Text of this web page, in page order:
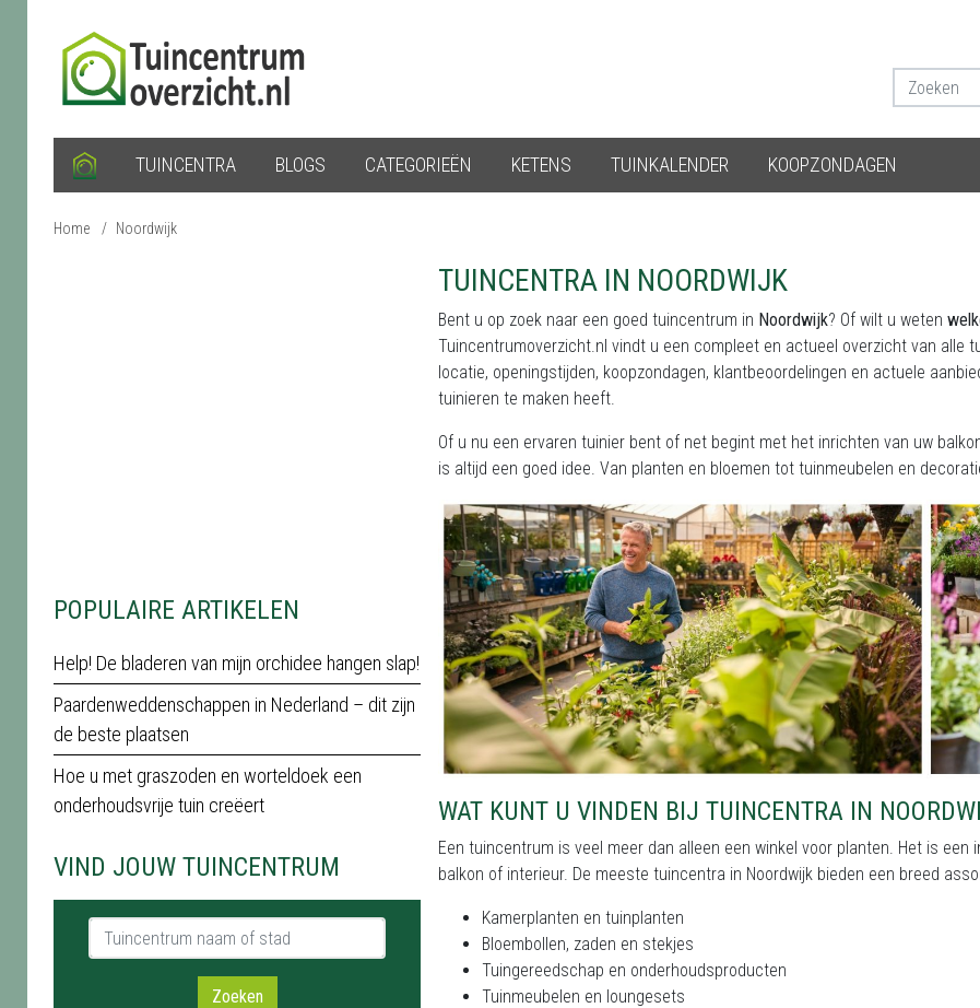
TUINCENTRA BLOGS CATEGORIEËN KETENS TUINKALENDER KOOPZONDAGEN
Home / Noordwijk
POPULAIRE ARTIKELEN
Help! De bladeren van mijn orchidee hangen slap!
Paardenweddenschappen in Nederland – dit zijn
de beste plaatsen
Hoe u met graszoden en worteldoek een
onderhoudsvrije tuin creëert
VIND JOUW TUINCENTRUM
Tuincentrum naam of stad
Zoeken
TUINCENTRA IN NOORDWIJK
Bent u op zoek naar een goed tuincentrum in Noordwijk? Of wilt u weten
Tuincentrumoverzicht.nl vindt u een compleet en actueel overzicht van alle
locatie, openingstijden, koopzondagen, klantbeoordelingen en actuele
tuinieren te maken heeft.
Of u nu een ervaren tuinier bent of net begint met het inrichten van uw
is altijd een goed idee. Van planten en bloemen tot tuinmeubelen en
WAT KUNT U VINDEN BIJ TUINCENTRA IN
Een tuincentrum is veel meer dan alleen een winkel voor planten. Het is
balkon of interieur. De meeste tuincentra in Noordwijk bieden een breed
Kamerplanten en tuinplanten
Bloembollen, zaden en stekjes
Tuingereedschap en onderhoudsproducten
Tuinmeubelen en loungesets